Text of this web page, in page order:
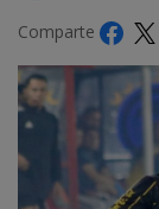
Comparte